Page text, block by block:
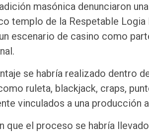
masónica denunciaron una
templo de la Respetable Logia
escenario de casino como
se habría realizado dentro
ruleta, blackjack, craps,
vinculados a una producción
que el proceso se habría